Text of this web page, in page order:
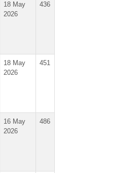
18 May
2026
436
18 May
2026
451
16 May
2026
486